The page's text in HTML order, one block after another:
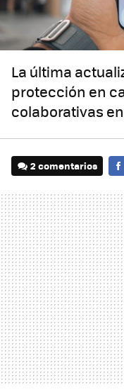
La última
protección en
colaborativas
2 comentarios